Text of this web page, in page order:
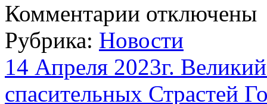
Комментарии записи
Апреля
2023г.
Великий
Пяток.
Воспоминание
Святых
спасительных
отключены
Рубрика: Новости
14 Апреля 2023г.
спасительных Страстей